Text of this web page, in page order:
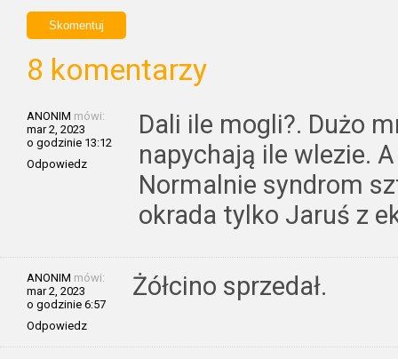
8 komentarzy
ANONIM mówi:
mar 2, 2023
o godzinie 13:12
Odpowiedz
Dali ile mogli?. Dużo
napychają ile wlezie.
Normalnie syndrom
okrada tylko Jaruś z
ANONIM mówi:
mar 2, 2023
o godzinie 6:57
Odpowiedz
Żółcino sprzedał.